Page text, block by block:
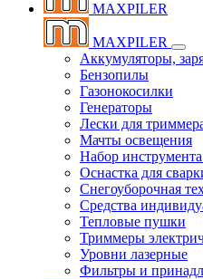
MAXPILER
MAXPILER
Аккумуляторы,
Бензопилы
Газонокосилки
Генераторы
Лески для
Мачты освещения
Набор
Оснастка для
Снегоуборочная
Средства
Тепловые пушки
Триммеры
Уровни лазерные
Фильтры и